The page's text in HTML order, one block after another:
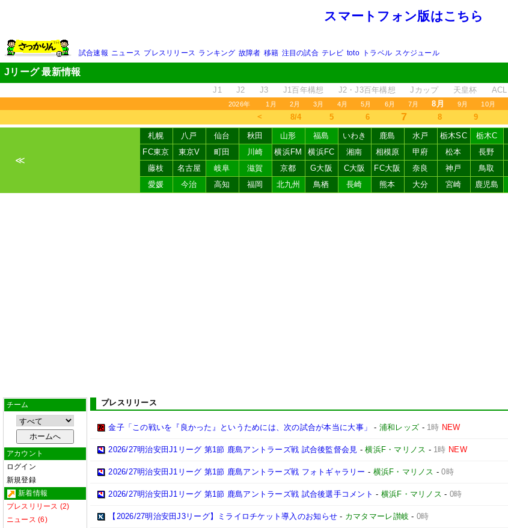
スマートフォン版はこちら
試合速報 ニュース プレスリリース ランキング 故障者 移籍 注目の試合 テレビ toto トラベル スケジュール
Jリーグ 最新情報
J1 J2 J3 J1百年構想 J2・J3百年構想 Jカップ 天皇杯 ACL
2026年 1月 2月 3月 4月 5月 6月 7月 8月 9月 10月
＜ 8/4 5 6 7 8 9
≪
札幌 八戸 仙台 秋田 山形 福島 いわき 鹿島 水戸 栃木SC 栃木C
FC東京
東京V 町田 川崎 横浜FM 横浜FC 湘南 相模原 甲府 松本 長野
藤枝
名古屋 岐阜 滋賀 京都 G大阪 C大阪 FC大阪 奈良 神戸 鳥取
愛媛
今治 高知 福岡 北九州 鳥栖 長崎 熊本 大分 宮崎 鹿児島
チーム
アカウント
ログイン
新規登録
新着情報
プレスリリース (2)
ニュース (6)
プレスリリース
金子「この戦いを『良かった』というためには、次の試合が本当に大事」 - 浦和レッズ - 1時 NEW
2026/27明治安田J1リーグ 第1節 鹿島アントラーズ戦 試合後監督会見 -横浜F・マリノス - 1時 NEW
2026/27明治安田J1リーグ 第1節 鹿島アントラーズ戦 フォトギャラリー - 横浜F・マリノス -0時
2026/27明治安田J1リーグ 第1節 鹿島アントラーズ戦 試合後選手コメント - 横浜F・マリノス - 0時
【2026/27明治安田J3リーグ】ミライロチケット導入のお知らせ - カマタマーレ讃岐 - 0時